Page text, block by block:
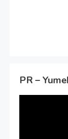
PR –